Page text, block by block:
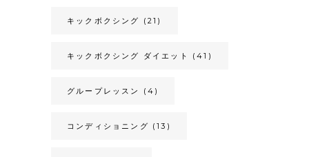
キックボクシング (21)
キックボクシング ダイエット (41)
グループレッスン (4)
コンディショニング (13)